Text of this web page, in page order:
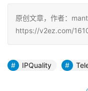
原创文章，作者：
https://v2ez.com/
IPQuality